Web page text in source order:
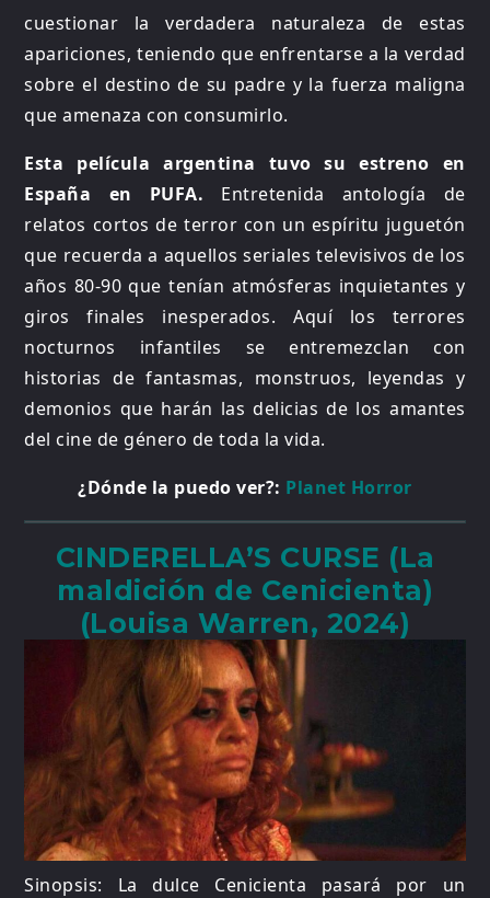
cuestionar la verdadera naturaleza de estas
apariciones, teniendo que enfrentarse a la verdad
sobre el destino de su padre y la fuerza maligna
que amenaza con consumirlo.
Esta película argentina tuvo su estreno en
España en PUFA. Entretenida antología de
relatos cortos de terror con un espíritu juguetón
que recuerda a aquellos seriales televisivos de los
años 80-90 que tenían atmósferas inquietantes y
giros finales inesperados. Aquí los terrores
nocturnos infantiles se entremezclan con
historias de fantasmas, monstruos, leyendas y
demonios que harán las delicias de los amantes
del cine de género de toda la vida.
¿Dónde la puedo ver?: Planet Horror
CINDERELLA’S CURSE (La
maldición de Cenicienta)
(Louisa Warren, 2024)
Sinopsis: La dulce Cenicienta pasará por un